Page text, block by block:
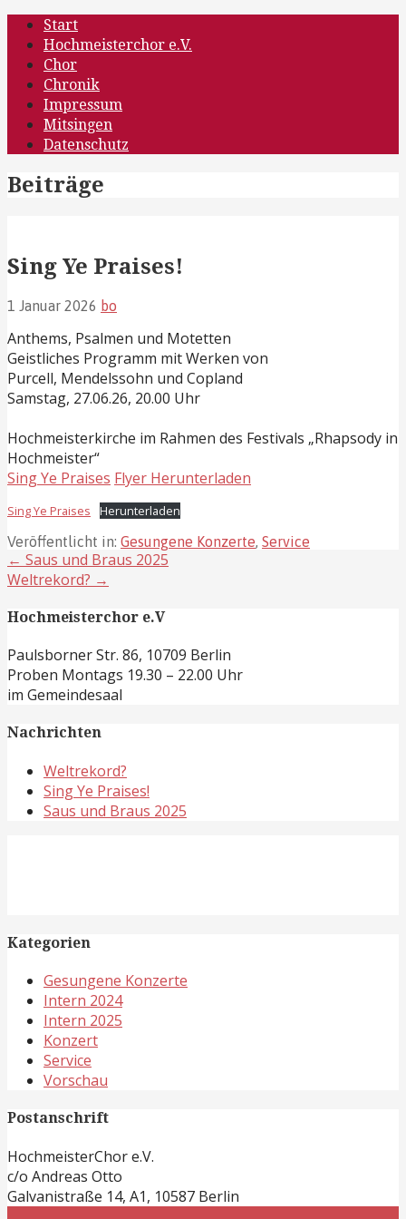
Zum
Inhalt
springen
Hochmeisterchor
Hochmeisterchor e.V Berlin Halensee
Start
Hochmeisterchor e.V.
Chor
Chronik
Impressum
Mitsingen
Datenschutz
Beiträge
Sing Ye Praises!
1 Januar 2026 bo
Anthems, Psalmen und Motetten
Geistliches Programm mit Werken von
Purcell, Mendelssohn und Copland
Samstag, 27.06.26, 20.00 Uhr
Hochmeisterkirche im Rahmen des Festivals „Rhapsody in
Hochmeister“
Sing Ye Praises Flyer Herunterladen
Sing Ye Praises
Herunterladen
Veröffentlicht in: Gesungene Konzerte, Service
Beitragsnavigation
← Saus und Braus 2025
Weltrekord? →
Hochmeisterchor e.V
Paulsborner Str. 86, 10709 Berlin
Proben Montags 19.30 – 22.00 Uhr
im Gemeindesaal
Nachrichten
Weltrekord?
Sing Ye Praises!
Saus und Braus 2025
Kategorien
Gesungene Konzerte
Intern 2024
Intern 2025
Konzert
Service
Vorschau
Postanschrift
HochmeisterChor e.V.
c/o Andreas Otto
Galvanistraße 14, A1, 10587 Berlin